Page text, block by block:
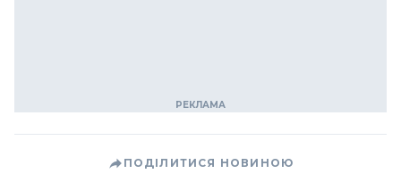
ПОДІЛИТИСЯ НОВИНОЮ